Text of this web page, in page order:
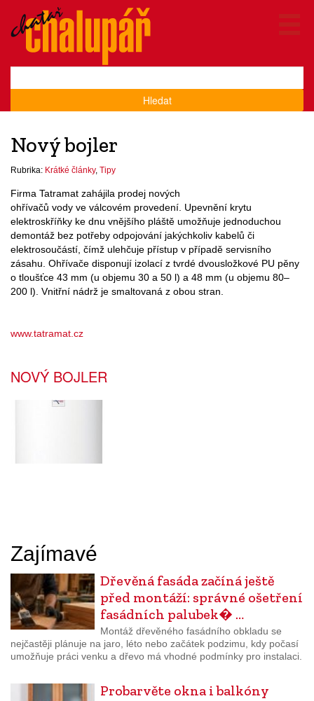
Hledat
Nový bojler
Rubrika: Krátké články, Tipy
Firma Tatramat zahájila prodej nových
ohřívačů vody ve válcovém provedení. Upevnění krytu
elektroskříňky ke dnu vnějšího pláště umožňuje jednoduchou
demontáž bez potřeby odpojování jakýchkoliv kabelů či
elektrosoučástí, čímž ulehčuje přístup v případě servisního
zásahu. Ohřívače disponují izolací z tvrdé dvousložkové PU pěny
o tloušťce 43 mm (u objemu 30 a 50 l) a 48 mm (u objemu 80–
200 l). Vnitřní nádrž je smaltovaná z obou stran.
www.tatramat.cz
NOVÝ BOJLER
Zajímavé
Dřevěná fasáda začíná ještě
před montáží: správné ošetření
fasádních palubek� …
Montáž dřevěného fasádního obkladu se
nejčastěji plánuje na jaro, léto nebo začátek podzimu, kdy počasí
umožňuje práci venku a dřevo má vhodné podmínky pro instalaci.
Probarvěte okna i balkóny